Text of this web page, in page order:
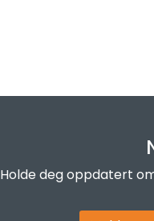
Holde deg oppdatert